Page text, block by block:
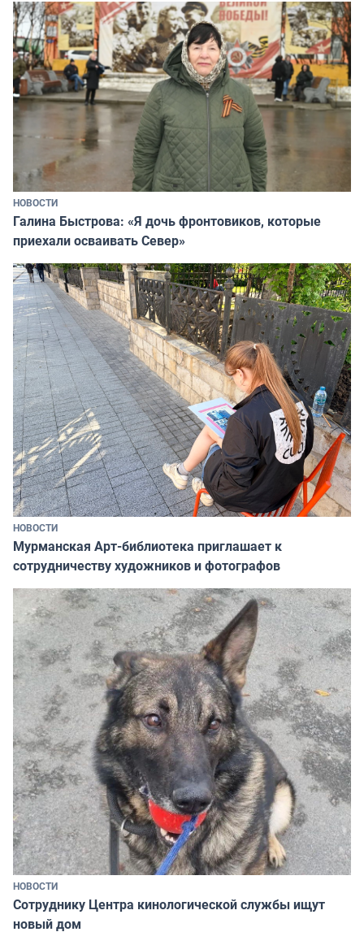
НОВОСТИ
Галина Быстрова: «Я дочь фронтовиков, которые
приехали осваивать Север»
НОВОСТИ
Мурманская Арт-библиотека приглашает к
сотрудничеству художников и фотографов
НОВОСТИ
Сотруднику Центра кинологической службы ищут
новый дом